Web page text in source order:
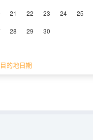
21 22 23 24 25
28 29 30
的地日期
空調